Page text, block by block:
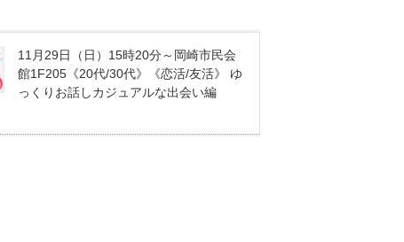
11月29日（日）15時20分～岡崎市民会
館1F205《20代/30代》《恋活/友活》 ゆ
っくりお話しカジュアルな出会い編